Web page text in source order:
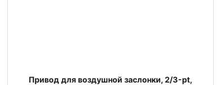
Привод для воздушной заслонки, 2/3-pt,